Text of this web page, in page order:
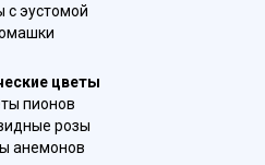
с эустомой
цветы
пионов
розы
анемонов